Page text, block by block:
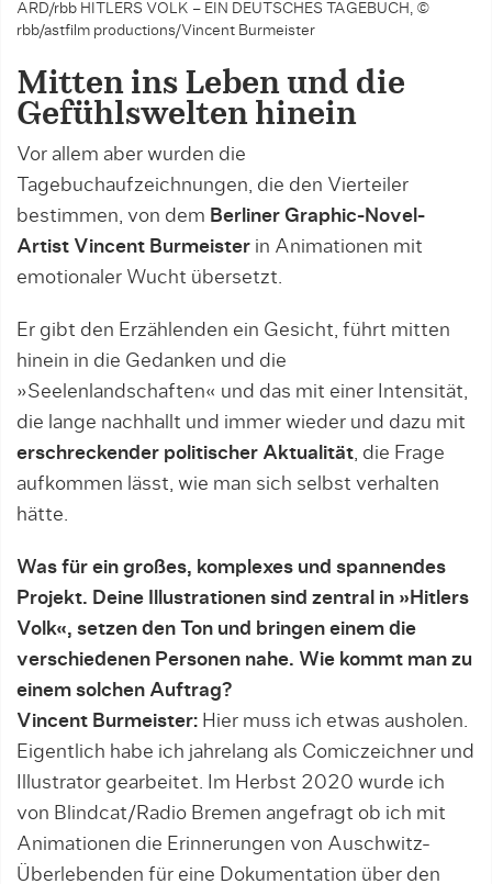
ARD/rbb HITLERS VOLK – EIN DEUTSCHES TAGEBUCH, ©
rbb/astfilm productions/Vincent Burmeister
Mitten ins Leben und die
Gefühlswelten hinein
Vor allem aber wurden die
Tagebuchaufzeichnungen, die den Vierteiler
bestimmen, von dem Berliner Graphic-Novel-
Artist Vincent Burmeister in Animationen mit
emotionaler Wucht übersetzt.
Er gibt den Erzählenden ein Gesicht, führt mitten
hinein in die Gedanken und die
»Seelenlandschaften« und das mit einer Intensität,
die lange nachhallt und immer wieder und dazu mit
erschreckender politischer Aktualität, die Frage
aufkommen lässt, wie man sich selbst verhalten
hätte.
Was für ein großes, komplexes und spannendes
Projekt. Deine Illustrationen sind zentral in »Hitlers
Volk«, setzen den Ton und bringen einem die
verschiedenen Personen nahe. Wie kommt man zu
einem solchen Auftrag?
Vincent Burmeister: Hier muss ich etwas ausholen.
Eigentlich habe ich jahrelang als Comiczeichner und
Illustrator gearbeitet. Im Herbst 2020 wurde ich
von Blindcat/Radio Bremen angefragt ob ich mit
Animationen die Erinnerungen von Auschwitz-
Überlebenden für eine Dokumentation über den